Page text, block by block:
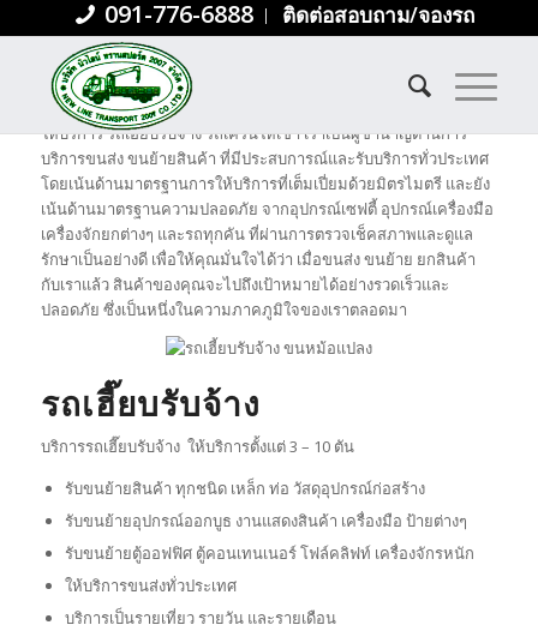
091-776-6888 ติดต่อสอบถาม/จองรถ
SERVICES
ให้บริการ รถเฮี๊ยบรับจ้าง รถเครนให้เช่า เราเป็นผู้ชำนาญด้านการ
บริการขนส่ง ขนย้ายสินค้า ที่มีประสบการณ์และรับบริการทั่วประเทศ
โดยเน้นด้านมาตรฐานการให้บริการที่เต็มเปี่ยมด้วยมิตรไมตรี และยัง
เน้นด้านมาตรฐานความปลอดภัย จากอุปกรณ์เซฟตี้ อุปกรณ์เครื่องมือ
เครื่องจักยกต่างๆ และรถทุกคัน ที่ผ่านการตรวจเช็คสภาพและดูแล
รักษาเป็นอย่างดี เพื่อให้คุณมั่นใจได้ว่า เมื่อขนส่ง ขนย้าย ยกสินค้า
กับเราแล้ว สินค้าของคุณจะไปถึงเป้าหมายได้อย่างรวดเร็วและ
ปลอดภัย ซึ่งเป็นหนึ่งในความภาคภูมิใจของเราตลอดมา
รถเฮี๊ยบรับจ้าง
บริการรถเฮี๊ยบรับจ้าง ให้บริการตั้งแต่ 3 – 10 ตัน
รับขนย้ายสินค้า ทุกชนิด เหล็ก ท่อ วัสดุอุปกรณ์ก่อสร้าง
รับขนย้ายอุปกรณ์ออกบูธ งานแสดงสินค้า เครื่องมือ ป้ายต่างๆ
รับขนย้ายตู้ออฟฟิศ ตู้คอนเทนเนอร์ โฟล์คลิฟท์ เครื่องจักรหนัก
ให้บริการขนส่งทั่วประเทศ
บริการเป็นรายเที่ยว รายวัน และรายเดือน